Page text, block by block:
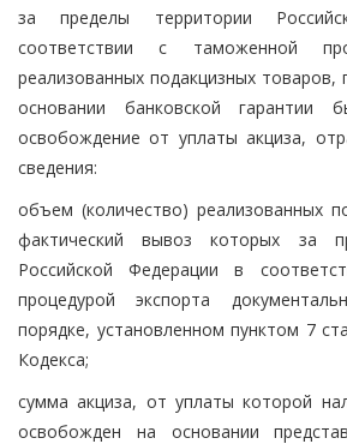
за пределы территории
соответствии с таможенной
реализованных подакцизных
основании банковской гарантии
освобождение от уплаты акциза,
сведения:
объем (количество) реализованных
фактический вывоз которых за
Российской Федерации в
процедурой экспорта
порядке, установленном пунктом 7
Кодекса;
сумма акциза, от уплаты которой
освобожден на основании